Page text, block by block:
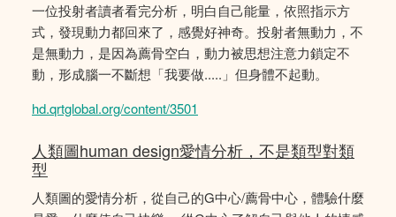
一位投射者讀者看完分析，明白自己能量，依照指示方
式，發現動力都回來了，感覺好神奇。投射者無動力，不
是無動力，是因為薦骨空白，動力被思想注意力鎖定不
動，形成腦一不斷想「我要做.....」但身體不起動。
hd.qrtglobal.org/content/3501
人類圖human design愛情分析，不是類型對類
型
人類圖的愛情分析，從自己的G中心/薦骨中心，體驗什麼